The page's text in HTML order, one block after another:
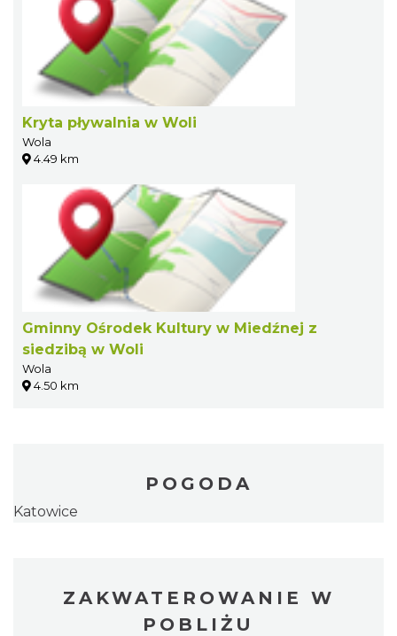
Kryta pływalnia w Woli
Wola
4.49 km
Gminny Ośrodek Kultury w Miedźnej z
siedzibą w Woli
Wola
4.50 km
POGODA
Katowice
ZAKWATEROWANIE W
POBLIŻU